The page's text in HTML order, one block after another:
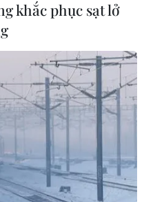
về
mới của
khắc phục sạt lở